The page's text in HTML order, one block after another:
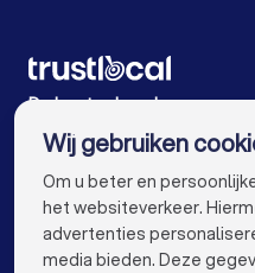
Vloerders in Kortrijk
Vloerders in Sint-
Vloerders in Roeselare
Vloerders in
Vloerders in Turnhout
De beste vloerders voor u
Wij gebruiken
Om u beter en
het websiteverkeer.
advertenties
media bieden. Deze